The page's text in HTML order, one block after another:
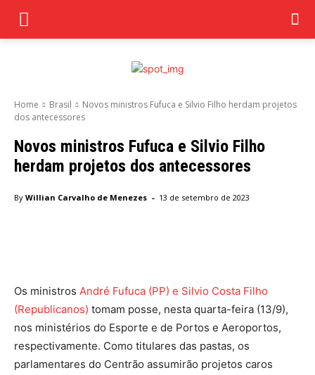
Home Brasil
Novos ministros Fufuca e Silvio Filho herdam projetos
dos antecessores
Novos ministros Fufuca e Silvio Filho
herdam projetos dos antecessores
By Willian Carvalho de Menezes - 13 de setembro de 2023
Os ministros André Fufuca (PP) e Silvio Costa Filho
(Republicanos) tomam posse, nesta quarta-feira (13/9),
nos ministérios do Esporte e de Portos e Aeroportos,
respectivamente. Como titulares das pastas, os
parlamentares do Centrão assumirão projetos caros